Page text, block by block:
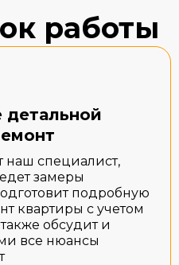
работы
детальной
наш специалист,
замеры
подробную
квартиры с учетом
обсудит и
все нюансы